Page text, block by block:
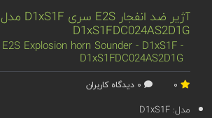
آژیر ضد انفجار E2S سری D1xS1F مدل
D1xS1FDC024AS2D1G
E2S Explosion horn Sounder - D1xS1F -
D1xS1FDC024AS2D1G
مدل:D1xS1F